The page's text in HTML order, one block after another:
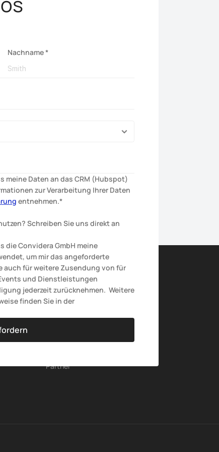
Nachname *
meine Daten an das CRM (Hubspot)
zur Verarbeitung Ihrer Daten
entnehmen.*
die Convidera GmbH meine
um mir das angeforderte
auch für weitere Zusendung von für
und Dienstleistungen
jederzeit zurücknehmen.  Weitere
finden Sie in der
Partner